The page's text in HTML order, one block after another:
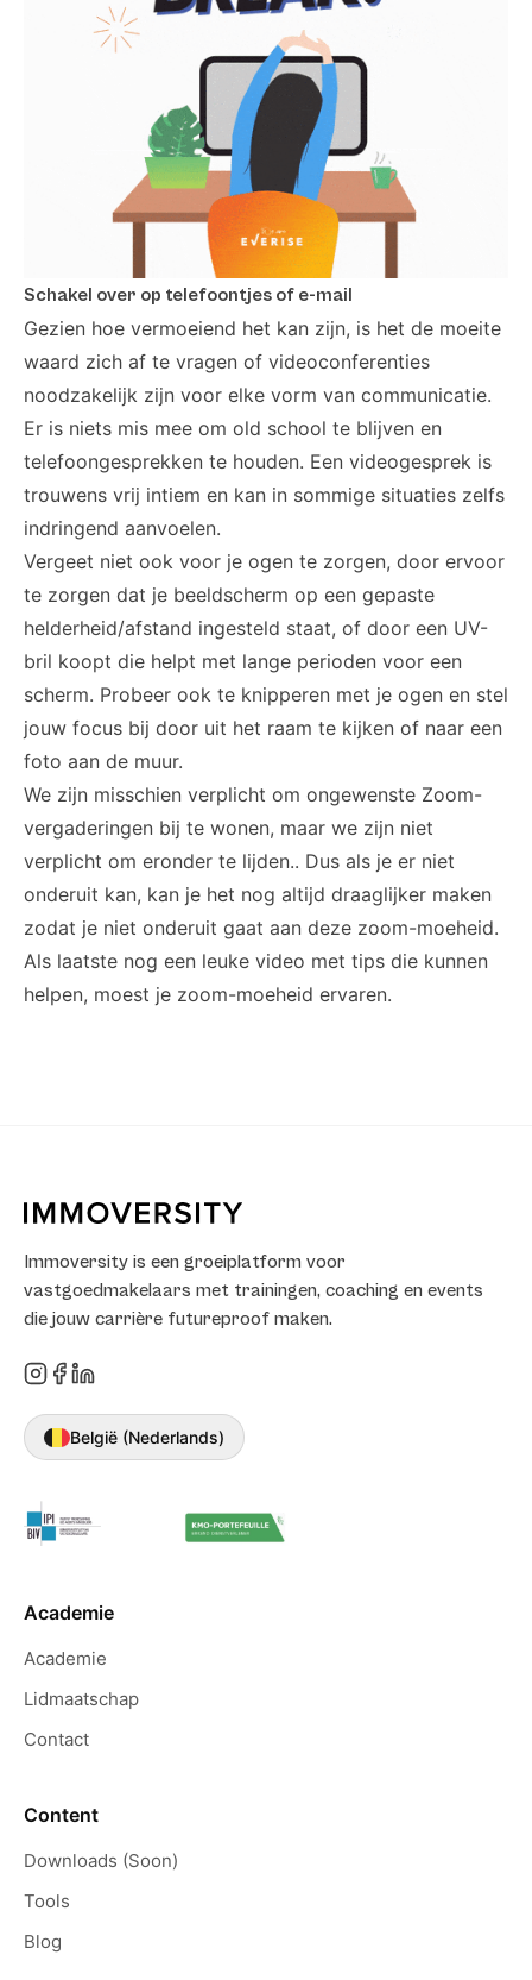
Schakel over op telefoontjes of e-mail
Gezien hoe vermoeiend het kan zijn, is het de moeite
waard zich af te vragen of videoconferenties
noodzakelijk zijn voor elke vorm van communicatie.
Er is niets mis mee om old school te blijven en
telefoongesprekken te houden. Een videogesprek is
trouwens vrij intiem en kan in sommige situaties zelfs
indringend aanvoelen.
Vergeet niet ook voor je ogen te zorgen, door ervoor
te zorgen dat je beeldscherm op een gepaste
helderheid/afstand ingesteld staat, of door een UV-
bril koopt die helpt met lange perioden voor een
scherm. Probeer ook te knipperen met je ogen en stel
jouw focus bij door uit het raam te kijken of naar een
foto aan de muur.
We zijn misschien verplicht om ongewenste Zoom-
vergaderingen bij te wonen, maar we zijn niet
verplicht om eronder te lijden.. Dus als je er niet
onderuit kan, kan je het nog altijd draaglijker maken
zodat je niet onderuit gaat aan deze zoom-moeheid.
Als laatste nog een leuke video met tips die kunnen
helpen, moest je zoom-moeheid ervaren.
Immoversity is een groeiplatform voor
vastgoedmakelaars met trainingen, coaching en events
die jouw carrière futureproof maken.
België (Nederlands)
Academie
Academie
Lidmaatschap
Contact
Content
Downloads (Soon)
Tools
Blog